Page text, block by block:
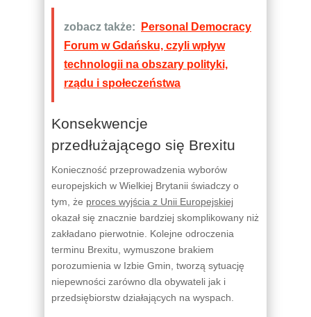
zobacz także:
Personal Democracy
Forum w Gdańsku, czyli wpływ
technologii na obszary polityki,
rządu i społeczeństwa
Konsekwencje
przedłużającego się Brexitu
Konieczność przeprowadzenia wyborów
europejskich w Wielkiej Brytanii świadczy o
tym, że proces wyjścia z Unii Europejskiej
okazał się znacznie bardziej skomplikowany niż
zakładano pierwotnie. Kolejne odroczenia
terminu Brexitu, wymuszone brakiem
porozumienia w Izbie Gmin, tworzą sytuację
niepewności zarówno dla obywateli jak i
przedsiębiorstw działających na wyspach.